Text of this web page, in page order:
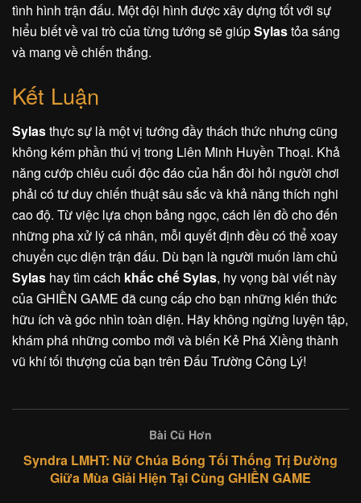
tình hình trận đấu. Một đội hình được xây dựng tốt với sự
hiểu biết về vai trò của từng tướng sẽ giúpSylastỏa sáng
và mang về chiến thắng.
Kết Luận
Sylasthực sự là một vị tướng đầy thách thức nhưng cũng
không kém phần thú vị trong Liên Minh Huyền Thoại. Khả
năng cướp chiêu cuối độc đáo của hắn đòi hỏi người chơi
phải có tư duy chiến thuật sâu sắc và khả năng thích nghi
cao độ. Từ việc lựa chọn bảng ngọc, cách lên đồ cho đến
những pha xử lý cá nhân, mỗi quyết định đều có thể xoay
chuyển cục diện trận đấu. Dù bạn là người muốn làm chủ
Sylas hay tìm cách khắc chế Sylas, hy vọng bài viết này
của GHIỀN GAME đã cung cấp cho bạn những kiến thức
hữu ích và góc nhìn toàn diện. Hãy không ngừng luyện tập,
khám phá những combo mới và biến Kẻ Phá Xiềng thành
vũ khí tối thượng của bạn trên Đấu Trường Công Lý!
Bài Cũ Hơn
Syndra LMHT: Nữ Chúa Bóng Tối Thống Trị Đường
Giữa Mùa Giải Hiện Tại Cùng GHIỀN GAME